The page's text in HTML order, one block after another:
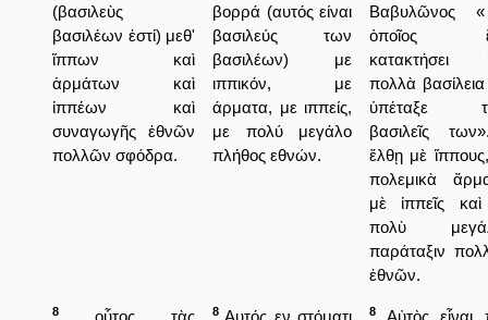
(βασιλεὺς
βασιλέων ἐστί) μεθ'
ἵππων καὶ
ἁρμάτων καὶ
ἱππέων καὶ
συναγωγῆς ἐθνῶν
πολλῶν σφόδρα.
βορρά (αυτός είναι
βασιλεύς των
βασιλέων) με
ιππικόν, με
άρματα, με ιππείς,
με πολύ μεγάλο
πλήθος εθνών.
Βαβυλῶνος
ὁποῖος
κατακτήσει
πολλὰ βασίλεια
ὑπέταξε
βασιλεῖς
ἔλθῃ μὲ
πολεμικὰ
μὲ ἱππεῖς
πολὺ
παράταξιν
ἐθνῶν.
8 οὗτος τὰς 8 Αυτός εν στόματι 8 Αὐτὸς εἶναι